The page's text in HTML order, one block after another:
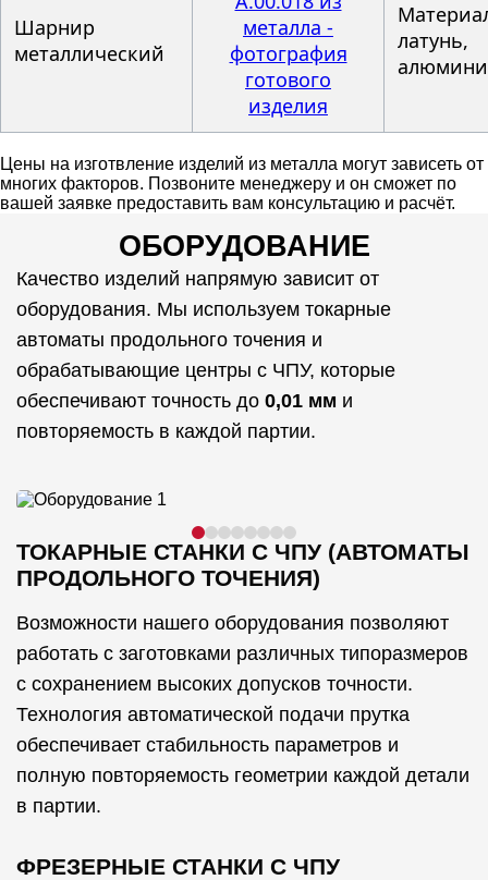
Шарнир
металлический
латунь,
Цены на изготвление изделий из металла могут зависеть от
многих факторов. Позвоните менеджеру и он сможет по
вашей заявке предоставить вам консультацию и расчёт.
ОБОРУДОВАНИЕ
Качество изделий напрямую зависит от
оборудования. Мы используем токарные
автоматы продольного точения и
обрабатывающие центры с ЧПУ, которые
обеспечивают точность до 0,01 мм и
повторяемость в каждой партии.
ТОКАРНЫЕ СТАНКИ С ЧПУ (АВТОМАТЫ
ПРОДОЛЬНОГО ТОЧЕНИЯ)
Возможности нашего оборудования позволяют
работать с заготовками различных типоразмеров
с сохранением высоких допусков точности.
Технология автоматической подачи прутка
обеспечивает стабильность параметров и
полную повторяемость геометрии каждой детали
в партии.
ФРЕЗЕРНЫЕ СТАНКИ С ЧПУ